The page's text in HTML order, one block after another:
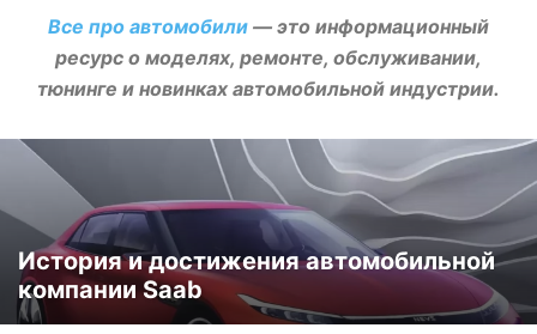
Все про автомобили — это информационный
ресурс о моделях, ремонте, обслуживании,
тюнинге и новинках автомобильной индустрии.
История и достижения автомобильной
компании Saab